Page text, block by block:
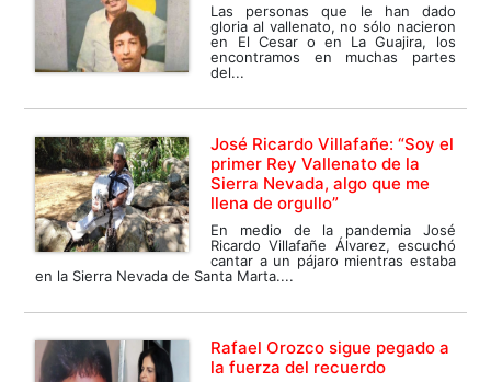
Las personas que le han dado
gloria al vallenato, no sólo nacieron
en El Cesar o en La Guajira, los
encontramos en muchas partes
del...
José Ricardo Villafañe: “Soy el
primer Rey Vallenato de la
Sierra Nevada, algo que me
llena de orgullo”
En medio de la pandemia José
Ricardo Villafañe Álvarez, escuchó
cantar a un pájaro mientras estaba
en la Sierra Nevada de Santa Marta....
Rafael Orozco sigue pegado a
la fuerza del recuerdo